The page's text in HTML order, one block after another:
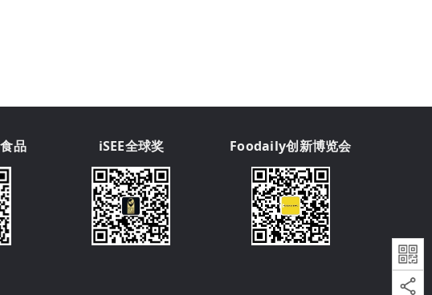
品 iSEE全球奖 Foodaily创新博览会